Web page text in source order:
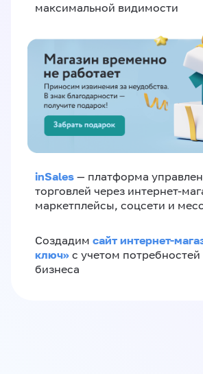
максимальной видимости
inSales — платформа
торговлей через интернет-
маркетплейсы, соцсети и
Создадим сайт интернет-
ключ» с учетом потребностей
бизнеса